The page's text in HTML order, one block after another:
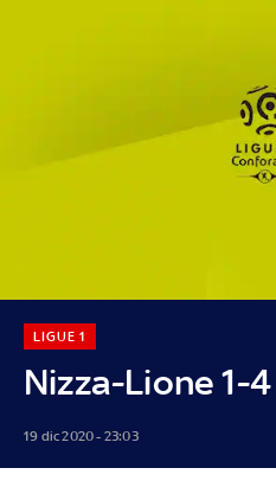
Nizza-Lione 1-4
LIGUE 1
19 dic 2020 - 23:03